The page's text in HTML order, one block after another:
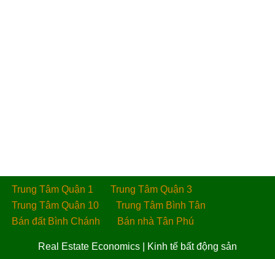
Trung Tâm Quận 1
Trung Tâm Quận 3
Trung Tâm Quận 10
Trung Tâm Bình Tân
Bán đất Bình Chánh
Bán nhà Tân Phú
Real Estate Economics Kinh tế bất động sản